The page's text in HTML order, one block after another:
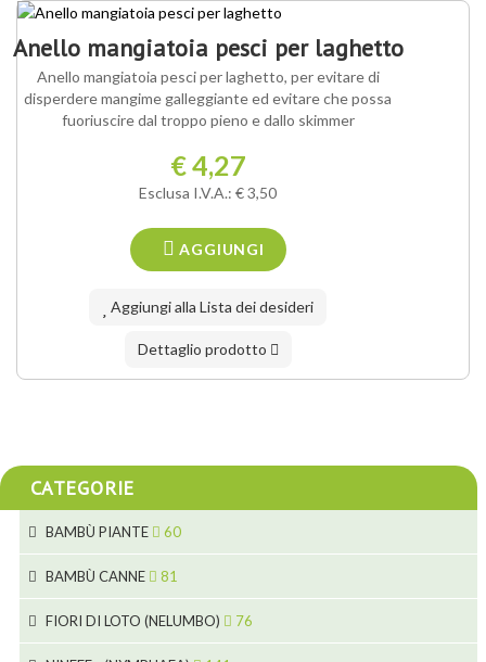
Anello mangiatoia pesci per laghetto
Anello mangiatoia pesci per laghetto, per evitare di
disperdere mangime galleggiante ed evitare che possa
fuoriuscire dal troppo pieno e dallo skimmer
€ 4,27
Esclusa I.V.A.: € 3,50
AGGIUNGI
Aggiungi alla Lista dei desideri
Dettaglio prodotto
CATEGORIE
BAMBÙ PIANTE 60
5
11
BAMBÙ CANNE 81
5
FIORI DI LOTO (NELUMBO) 76